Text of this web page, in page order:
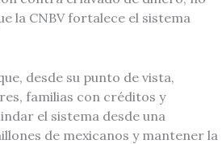
la CNBV fortalece el sistema
desde su punto de vista,
familias con créditos y
el sistema desde una
de mexicanos y mantener la